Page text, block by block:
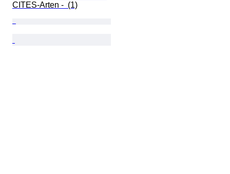
CITES-Arten -  (1)